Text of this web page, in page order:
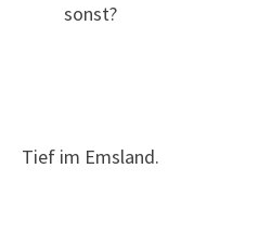
sonst?
Tief im Emsland.